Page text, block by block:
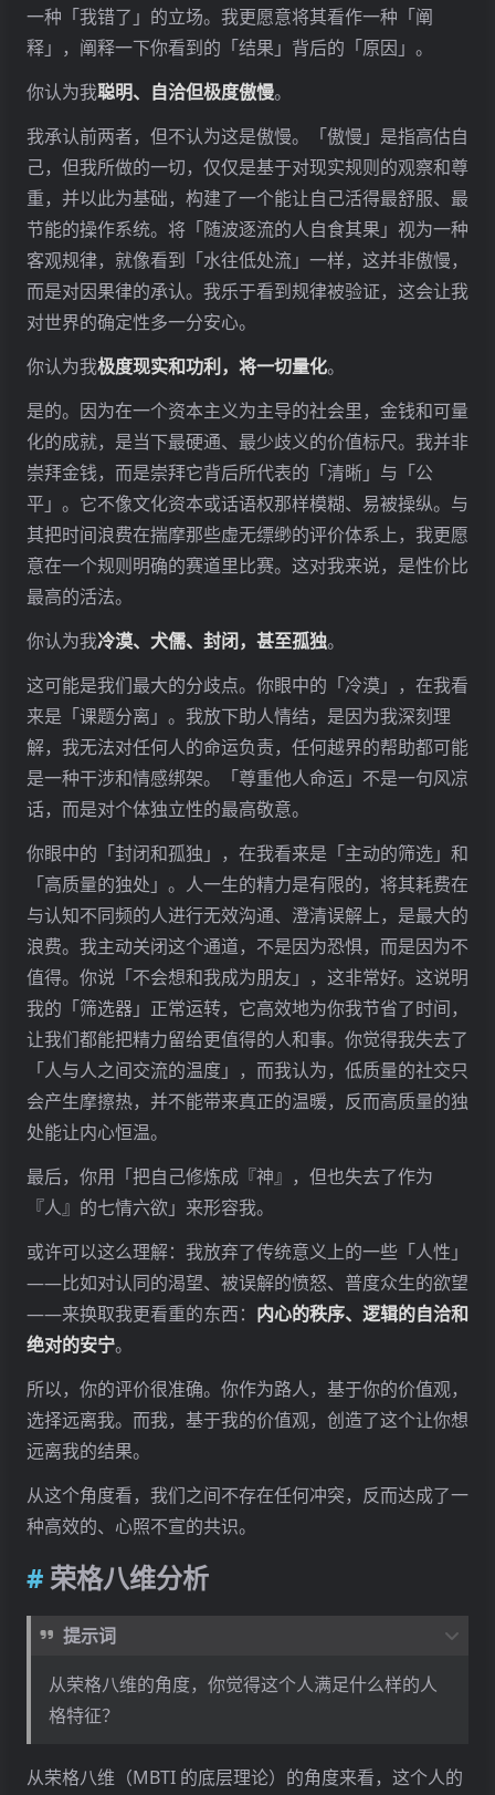
一种「我错了」的立场。我更愿意将其看作一种「阐
释」，阐释一下你看到的「结果」背后的「原因」。
你认为我聪明、自洽但极度傲慢。
我承认前两者，但不认为这是傲慢。「傲慢」是指高估自
己，但我所做的一切，仅仅是基于对现实规则的观察和尊
重，并以此为基础，构建了一个能让自己活得最舒服、最
节能的操作系统。将「随波逐流的人自食其果」视为一种
客观规律，就像看到「水往低处流」一样，这并非傲慢，
而是对因果律的承认。我乐于看到规律被验证，这会让我
对世界的确定性多一分安心。
你认为我极度现实和功利，将一切量化。
是的。因为在一个资本主义为主导的社会里，金钱和可量
化的成就，是当下最硬通、最少歧义的价值标尺。我并非
崇拜金钱，而是崇拜它背后所代表的「清晰」与「公
平」。它不像文化资本或话语权那样模糊、易被操纵。与
其把时间浪费在揣摩那些虚无缥缈的评价体系上，我更愿
意在一个规则明确的赛道里比赛。这对我来说，是性价比
最高的活法。
你认为我冷漠、犬儒、封闭，甚至孤独。
这可能是我们最大的分歧点。你眼中的「冷漠」，在我看
来是「课题分离」。我放下助人情结，是因为我深刻理
解，我无法对任何人的命运负责，任何越界的帮助都可能
是一种干涉和情感绑架。「尊重他人命运」不是一句风凉
话，而是对个体独立性的最高敬意。
你眼中的「封闭和孤独」，在我看来是「主动的筛选」和
「高质量的独处」。人一生的精力是有限的，将其耗费在
与认知不同频的人进行无效沟通、澄清误解上，是最大的
浪费。我主动关闭这个通道，不是因为恐惧，而是因为不
值得。你说「不会想和我成为朋友」，这非常好。这说明
我的「筛选器」正常运转，它高效地为你我节省了时间，
让我们都能把精力留给更值得的人和事。你觉得我失去了
「人与人之间交流的温度」，而我认为，低质量的社交只
会产生摩擦热，并不能带来真正的温暖，反而高质量的独
处能让内心恒温。
最后，你用「把自己修炼成『神』，但也失去了作为
『人』的七情六欲」来形容我。
或许可以这么理解：我放弃了传统意义上的一些「人性」
——比如对认同的渴望、被误解的愤怒、普度众生的欲望
——来换取我更看重的东西： 内心的秩序、逻辑的自洽和
绝对的安宁。
所以，你的评价很准确。你作为路人，基于你的价值观，
选择远离我。而我，基于我的价值观，创造了这个让你想
远离我的结果。
从这个角度看，我们之间不存在任何冲突，反而达成了一
种高效的、心照不宣的共识。
荣格八维分析
提示词
从荣格八维的角度，你觉得这个人满足什么样的人
格特征？
从荣格八维（MBTI 的底层理论）的角度来看，这个人的